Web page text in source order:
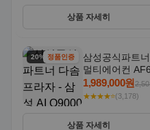
상품 자세히
20% 할인정품인증
삼성공식파트
멀티에어컨
기본설치포함
1,989,000원
★★★★⭐(3,178)
상품 자세히